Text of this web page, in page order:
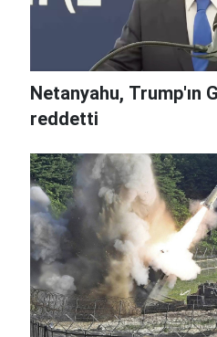
Netanyahu, Trump'ın
reddetti